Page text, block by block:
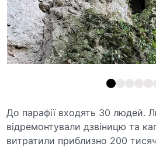
До парафії входять 30 людей.
відремонтували дзвіницю та
витратили приблизно 200